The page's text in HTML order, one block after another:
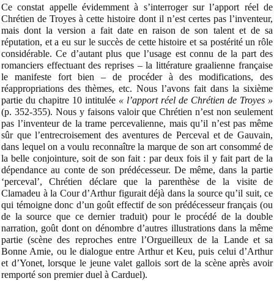
Ce constat appelle évidemment à s’interroger sur l’apport réel de
Chrétien de Troyes à cette histoire dont il n’est certes pas l’inventeur,
mais dont la version a fait date en raison de son talent et de sa
réputation, et a eu sur le succès de cette histoire et sa postérité un rôle
considérable. Ce d’autant plus que l’usage est connu de la part des
romanciers effectuant des reprises – la littérature graalienne française
le manifeste fort bien – de procéder à des modifications, des
réappropriations des thèmes, etc. Nous l’avons fait dans la sixième
partie du chapitre 10 intitulée « l’apport réel de Chrétien de Troyes »
(p. 352-355). Nous y faisons valoir que Chrétien n’est non seulement
pas l’inventeur de la trame percevalienne, mais qu’il n’est pas même
sûr que l’entrecroisement des aventures de Perceval et de Gauvain,
dans lequel on a voulu reconnaître la marque de son art consommé de
la belle conjointure, soit de son fait : par deux fois il y fait part de la
dépendance au conte de son prédécesseur. De même, dans la partie
‘perceval’, Chrétien déclare que la parenthèse de la visite de
Clamadeu à la Cour d’Arthur figurait déjà dans la source qu’il suit, ce
qui témoigne donc d’un goût effectif de son prédécesseur français (ou
de la source que ce dernier traduit) pour le procédé de la double
narration, goût dont on dénombre d’autres illustrations dans la même
partie (scène des reproches entre l’Orgueilleux de la Lande et sa
Bonne Amie, ou le dialogue entre Arthur et Keu, puis celui d’Arthur
et d’Yonet, lorsque le jeune valet gallois sort de la scène après avoir
remporté son premier duel à Carduel).